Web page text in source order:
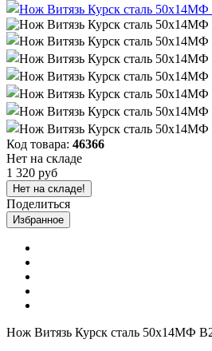
Код товара: 46366
Нет на складе
1 320 руб
Нет на складе!
Поделиться
Избранное
Нож Витязь Курск сталь 50х14МФ